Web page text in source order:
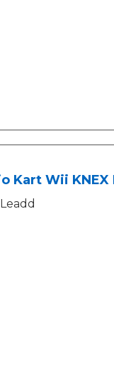
Kart Wii
Leadd